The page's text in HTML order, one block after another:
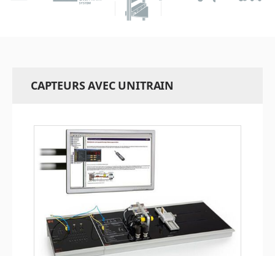
CAPTEURS AVEC UNITRAIN